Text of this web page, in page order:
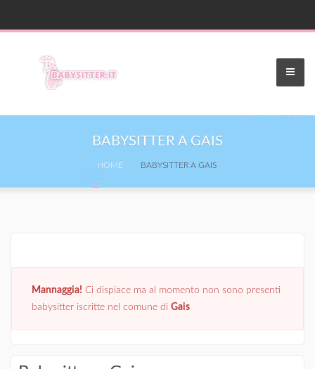
BABYSITTER A GAIS
HOME BABYSITTER A GAIS
Mannaggia! Ci dispiace ma al momento non sono presenti
babysitter iscritte nel comune di Gais